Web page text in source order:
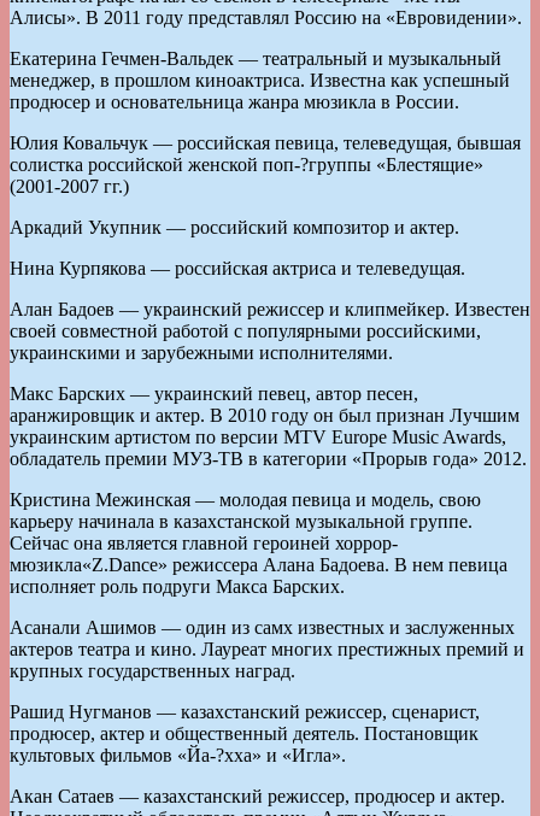
Алисы». В 2011 году представлял Россию на «Евровидении».
Екатерина Гечмен-Вальдек — театральный и музыкальный
менеджер, в прошлом киноактриса. Известна как успешный
продюсер и основательница жанра мюзикла в России.
Юлия Ковальчук — российская певица, телеведущая, бывшая
солистка российской женской поп-­?группы «Блестящие»
(2001-2007 гг.)
Аркадий Укупник — российский композитор и актер.
Нина Курпякова — российская актриса и телеведущая.
Алан Бадоев — украинский режиссер и клипмейкер. Известен
своей совместной работой с популярными российскими,
украинскими и зарубежными исполнителями.
Макс Барских — украинский певец, автор песен,
аранжировщик и актер. В 2010 году он был признан Лучшим
украинским артистом по версии MTV Europe Music Awards,
обладатель премии МУЗ-ТВ в категории «Прорыв года» 2012.
Кристина Межинская — молодая певица и модель, свою
карьеру начинала в казахстанской музыкальной группе.
Сейчас она является главной героиней хоррор-
мюзикла«Z.Dance» режиссера Алана Бадоева. В нем певица
исполняет роль подруги Макса Барских.
Асанали Ашимов — один из самх известных и заслуженных
актеров театра и кино. Лауреат многих престижных премий и
крупных государственных наград.
Рашид Нугманов — казахстанский режиссер, сценарист,
продюсер, актер и общественный деятель. Постановщик
культовых фильмов «Йа-­?хха» и «Игла».
Акан Сатаев — казахстанский режиссер, продюсер и актер.